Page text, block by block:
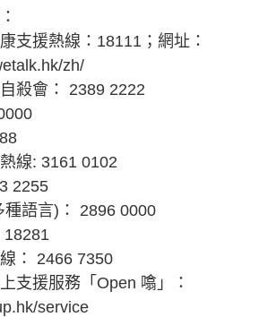
支援熱線：18111；網址：
zh/
殺會： 2389 2222
線: 3161 0102
2255
語言)： 2896 0000
18281
： 2466 7350
支援服務「Open 噏」：
service